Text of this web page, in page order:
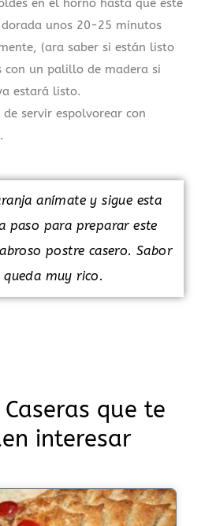
en el horno hasta que esté
unos 20-25 minutos
(ara saber si están listo
con un palillo de madera si
estará listo.
servir espolvorear con
anímate y sigue esta
paso para preparar este
postre casero. Sabor
muy rico.
Caseras que te
interesar